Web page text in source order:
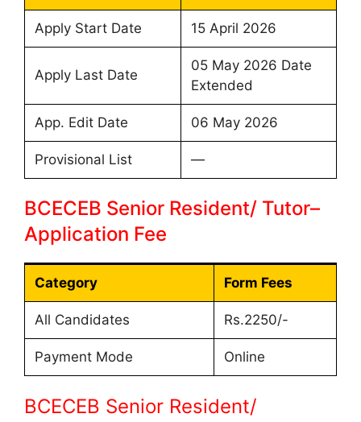
Apply Start Date 15 April 2026
Apply Last Date
05 May 2026 Date
Extended
App. Edit Date 06 May 2026
Provisional List —
BCECEB Senior Resident/ Tutor–
Application Fee
Category Form Fees
All Candidates Rs.2250/-
Payment Mode Online
BCECEB Senior Resident/